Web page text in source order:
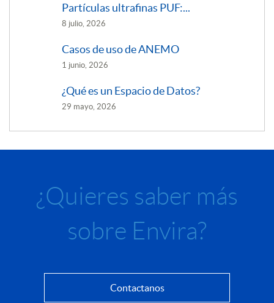
Partículas ultrafinas PUF:...
8 julio, 2026
Casos de uso de ANEMO
1 junio, 2026
¿Qué es un Espacio de Datos?
29 mayo, 2026
¿Quieres saber más
sobre Envira?
Contactanos